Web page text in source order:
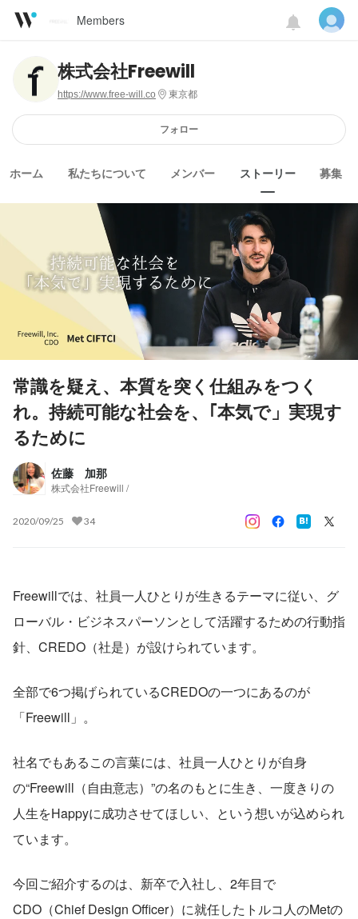
Members
株式会社Freewill
https://www.free-will.co 東京都
フォロー
ホーム 私たちについて メンバー ストーリー 募集
常識を疑え、本質を突く仕組みをつく
れ。持続可能な社会を、｢本気で」実現す
るために
佐藤 加那
株式会社Freewill /
2020/09/25 34
Freewillでは、社員一人ひとりが生きるテーマに従い、グ
ローバル・ビジネスパーソンとして活躍するための行動指
針、CREDO（社是）が設けられています。
全部で6つ掲げられているCREDOの一つにあるのが
「Freewill」。
社名でもあるこの言葉には、社員一人ひとりが自身
の“Freewill（自由意志）”の名のもとに生き、一度きりの
人生をHappyに成功させてほしい、という想いが込められ
ています。
今回ご紹介するのは、新卒で入社し、2年目で
CDO（Chief Design Officer）に就任したトルコ人のMetの